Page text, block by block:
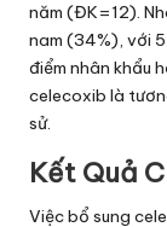
năm (ĐK=12).
nam (34%), với
điểm nhân khẩu
celecoxib là
sử.
Kết Quả
Việc bổ sung